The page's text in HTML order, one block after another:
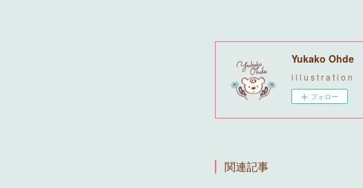
Yukako Ohde
i l l u s t r a t i o n
フォロー
関連記事